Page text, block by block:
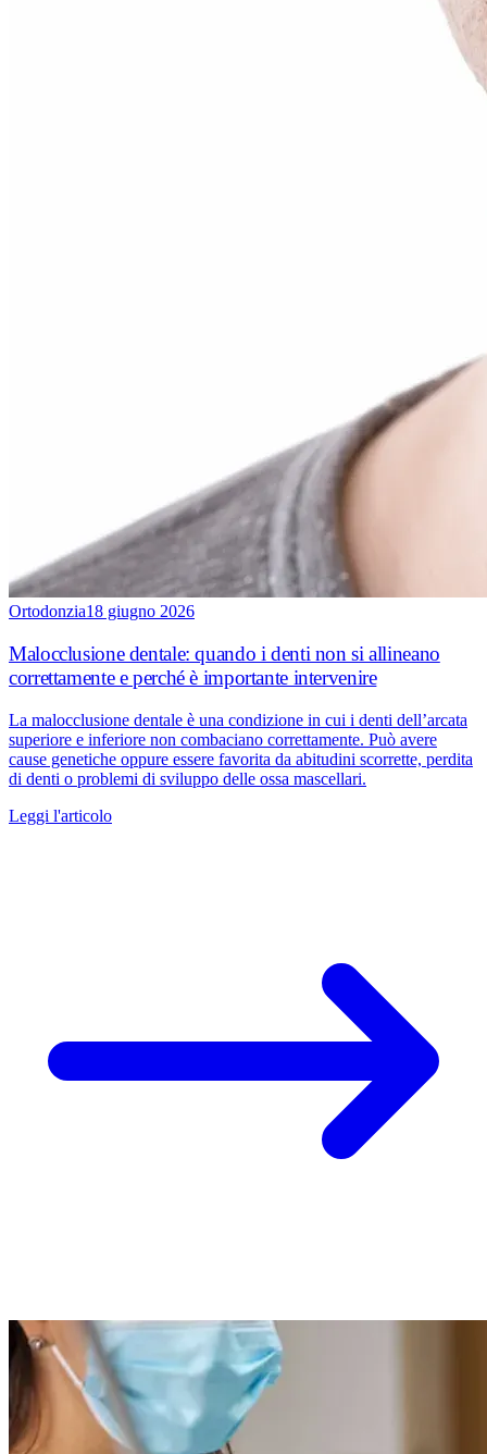
Ortodonzia18 giugno 2026
Malocclusione dentale: quando i denti non si allineano
correttamente e perché è importante intervenire
La malocclusione dentale è una condizione in cui i denti dell’arcata
superiore e inferiore non combaciano correttamente. Può avere
cause genetiche oppure essere favorita da abitudini scorrette, perdita
di denti o problemi di sviluppo delle ossa mascellari.
Leggi l'articolo